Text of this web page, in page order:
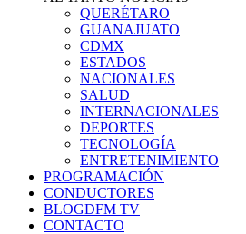
QUERÉTARO
GUANAJUATO
CDMX
ESTADOS
NACIONALES
SALUD
INTERNACIONALES
DEPORTES
TECNOLOGÍA
ENTRETENIMIENTO
PROGRAMACIÓN
CONDUCTORES
BLOGDFM TV
CONTACTO